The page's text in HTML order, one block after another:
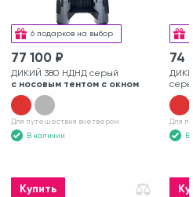
6 подарков на выбор
77 100 ₽
ДИКИЙ 380 НДНД серый
с носовым тентом с окном
Для путешествия вчетвером
В наличии
Купить
74
Для
В